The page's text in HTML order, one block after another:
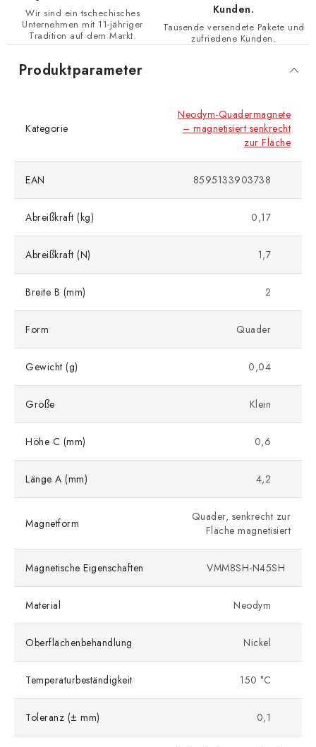
Wir sind ein tschechisches
Unternehmen mit 11-jähriger
Tradition auf dem Markt.
Kunden.
Tausende versendete Pakete und
zufriedene Kunden.
Produktparameter
Kategorie
Neodym-Quadermagnete
– magnetisiert senkrecht
zur Fläche
EAN 8595133903738
Abreißkraft (kg) 0,17
Abreißkraft (N) 1,7
Breite B (mm) 2
Form Quader
Gewicht (g) 0,04
Größe Klein
Höhe C (mm) 0,6
Länge A (mm) 4,2
Magnetform
Quader, senkrecht zur
Fläche magnetisiert
Magnetische Eigenschaften VMM8SH-N45SH
Material Neodym
Oberflächenbehandlung Nickel
Temperaturbeständigkeit 150 °C
Toleranz (± mm) 0,1